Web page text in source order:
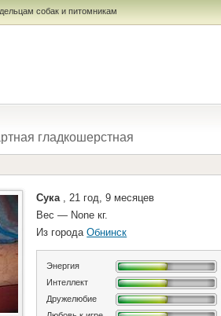
собак и питомникам
гладкошерстная
Сука , 21 год, 9 месяцев
Вес — None кг.
Из городаОбнинск
Энергия
Интеллект
Дружелюбие